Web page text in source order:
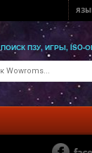
ПОИСК ПЗУ, ИГРЫ, ISO-